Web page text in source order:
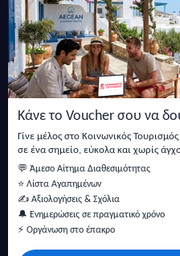
Κάνε το Voucher σου να
Γίνε μέλος στο Κοινωνικός
σε ένα σημείο, εύκολα και χωρίς
💬 Άμεσο Αίτημα Διαθεσιμότητας
⭐ Λίστα Αγαπημένων
✍️ Αξιολογήσεις & Σχόλια
🔔 Ενημερώσεις σε πραγματικό χρόνο
⚡ Οργάνωση στο έπακρο
Εγγραφείτε στο
Μείνετε ενημερωμένοι με τις
και άρθρα.